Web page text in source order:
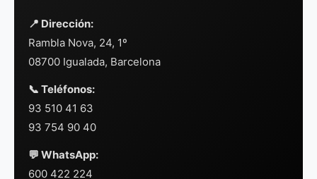
📍 Dirección:
Rambla Nova, 24, 1º
08700 Igualada, Barcelona
📞 Teléfonos:
93 510 41 63
93 754 90 40
💬 WhatsApp:
600 422 224